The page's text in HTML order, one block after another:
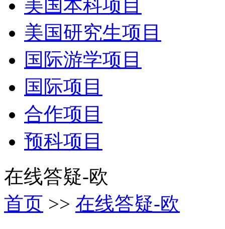
美国本科项目
美国研究生项目
国际游学项目
国际项目
合作项目
预科项目
在线答疑-欧
首页 >> 在线答疑-欧